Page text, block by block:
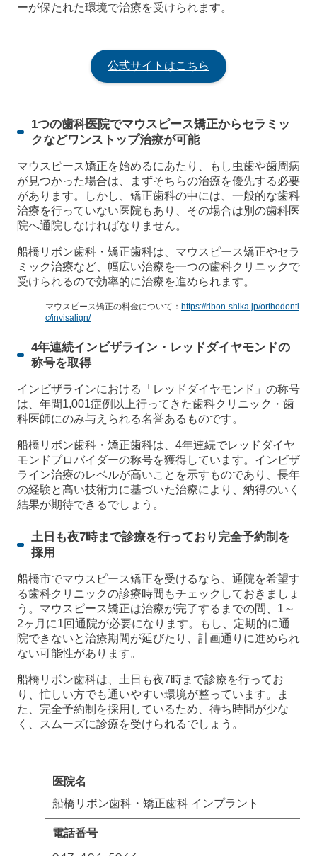
ーが保たれた環境で治療を受けられます。
公式サイトはこちら
1つの歯科医院でマウスピース矯正からセラミッ
クなどワンストップ治療が可能
マウスピース矯正を始めるにあたり、もし虫歯や歯周病
が見つかった場合は、まずそちらの治療を優先する必要
があります。しかし、矯正歯科の中には、一般的な歯科
治療を行っていない医院もあり、その場合は別の歯科医
院へ通院しなければなりません。
船橋リボン歯科・矯正歯科は、マウスピース矯正やセラ
ミック治療など、幅広い治療を一つの歯科クリニックで
受けられるので効率的に治療を進められます。
マウスピース矯正の料金について： https://ribon-shika.jp/orthodonti
c/invisalign/
4年連続インビザライン・レッドダイヤモンドの
称号を取得
インビザラインにおける「レッドダイヤモンド」の称号
は、年間1,001症例以上行ってきた歯科クリニック・歯
科医師にのみ与えられる名誉あるものです。
船橋リボン歯科・矯正歯科は、4年連続でレッドダイヤ
モンドプロバイダーの称号を獲得しています。インビザ
ライン治療のレベルが高いことを示すものであり、長年
の経験と高い技術力に基づいた治療により、納得のいく
結果が期待できるでしょう。
土日も夜7時まで診療を行っており完全予約制を
採用
船橋市でマウスピース矯正を受けるなら、通院を希望す
る歯科クリニックの診療時間もチェックしておきましょ
う。マウスピース矯正は治療が完了するまでの間、1～
2ヶ月に1回通院が必要になります。もし、定期的に通
院できないと治療期間が延びたり、計画通りに進められ
ない可能性があります。
船橋リボン歯科は、土日も夜7時まで診療を行ってお
り、忙しい方でも通いやすい環境が整っています。ま
た、完全予約制を採用しているため、待ち時間が少な
く、スムーズに診療を受けられるでしょう。
医院名
船橋リボン歯科・矯正歯科 インプラント
電話番号